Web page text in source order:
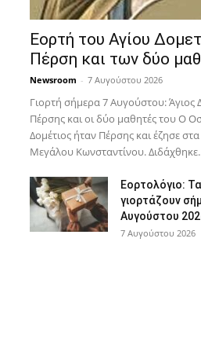
Εορτή του Αγίου
Πέρση και των δύο
Newsroom - 7 Αυγούστου 2026
Γιορτή σήμερα 7 Αυγούστου: Άγιος
Πέρσης και οι δύο μαθητές του Ο
Δομέτιος ήταν Πέρσης και έζησε
Μεγάλου Κωνσταντίνου.
Εορτολόγιο:
γιορτάζουν
Αυγούστου
7 Αυγούστου 2026